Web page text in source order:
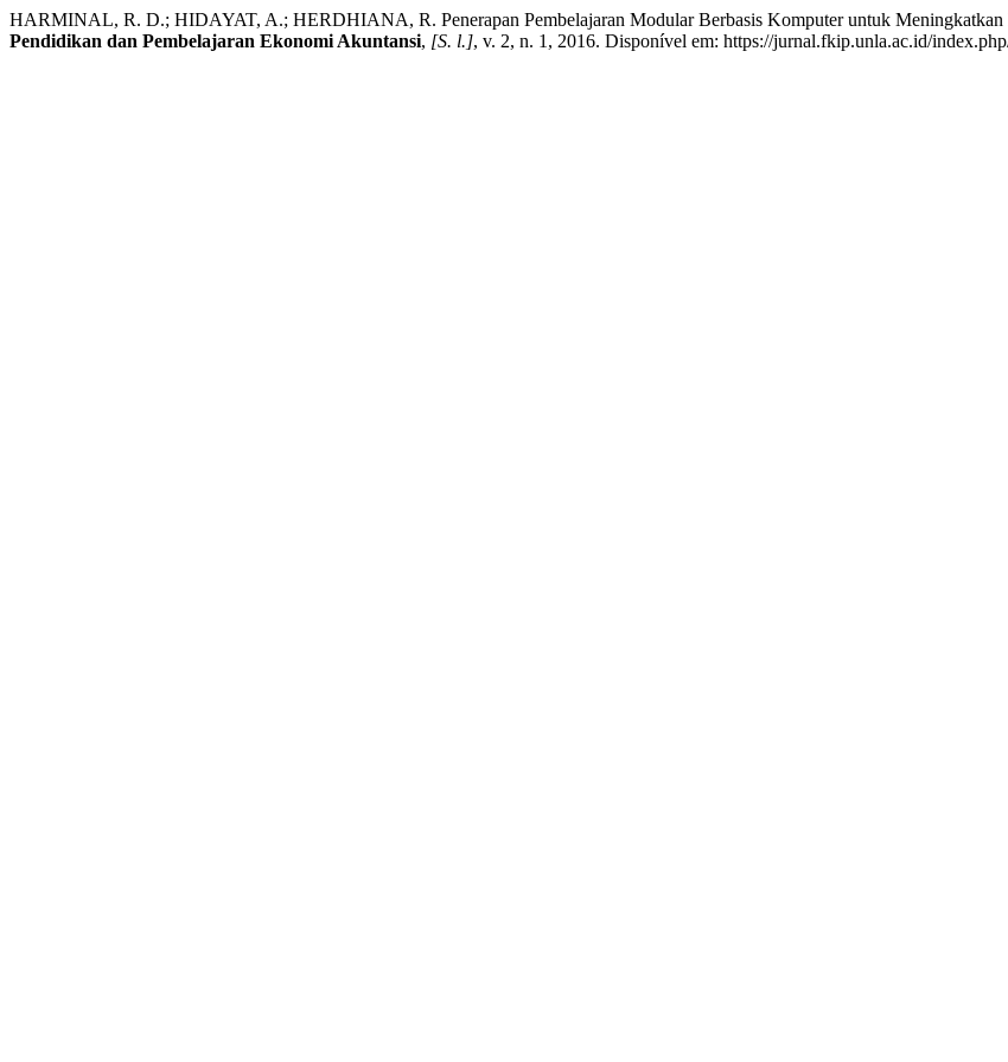
HARMINAL, R. D.; HIDAYAT, A.; HERDHIANA, R. Penerapan Pembelajaran Modular Berbasis Komputer untuk Meningkatkan
Pendidikan dan Pembelajaran Ekonomi Akuntansi, [S. l.], v. 2, n. 1, 2016. Disponível em: https://jurnal.fkip.unla.ac.id/